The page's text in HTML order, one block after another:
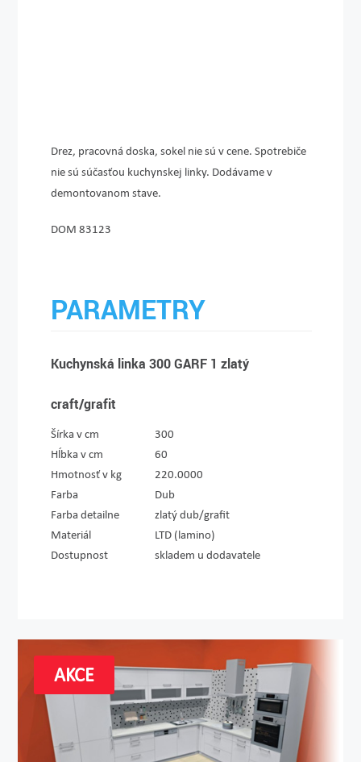
Drez, pracovná doska, sokel nie sú v cene. Spotrebiče
nie sú súčasťou kuchynskej linky. Dodávame v
demontovanom stave.
DOM 83123
PARAMETRY
Kuchynská linka 300 GARF 1 zlatý
craft/grafit
Šírka v cm
300
Hĺbka v cm
60
Hmotnosť v kg
220.0000
Farba
Dub
Farba detailne
zlatý dub/grafit
Materiál
LTD (lamino)
Dostupnost
skladem u dodavatele
AKCE